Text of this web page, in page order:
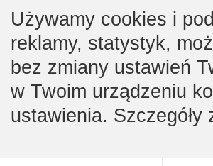
Używamy cookies i
reklamy, statystyk,
bez zmiany ustawień
w Twoim urządzeniu
ustawienia.